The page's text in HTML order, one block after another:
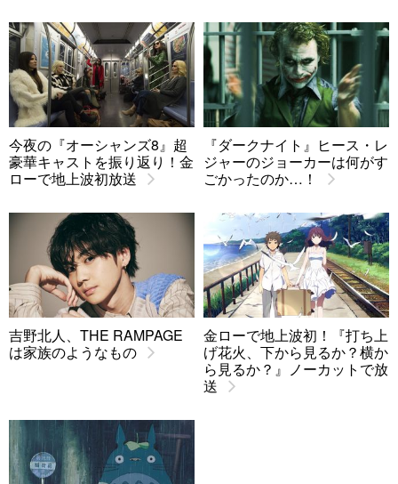
今夜の『オーシャンズ8』超
豪華キャストを振り返り！金
ローで地上波初放送
『ダークナイト』ヒース・レ
ジャーのジョーカーは何がす
ごかったのか…！
吉野北人、THE RAMPAGE
は家族のようなもの
金ローで地上波初！『打ち上
げ花火、下から見るか？横か
ら見るか？』ノーカットで放
送